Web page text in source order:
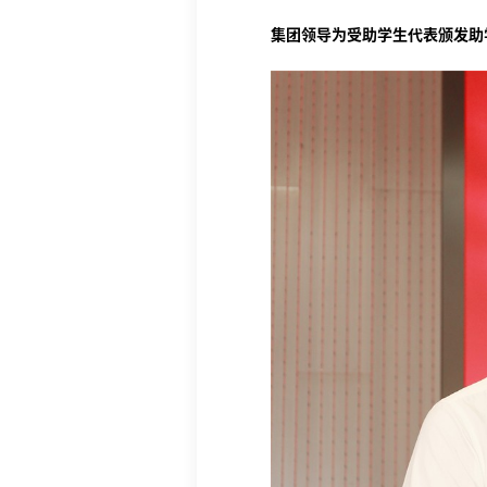
集团领导为受助学生代表颁发助